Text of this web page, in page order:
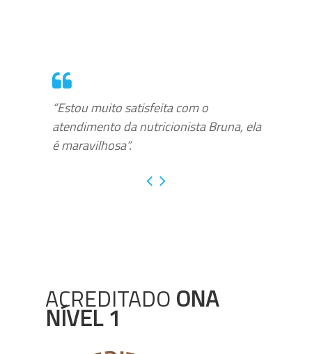
“Estou muito satisfeita com o
atendimento da nutricionista Bruna, ela
é maravilhosa”.
ACREDITADO ONA
NÍVEL 1